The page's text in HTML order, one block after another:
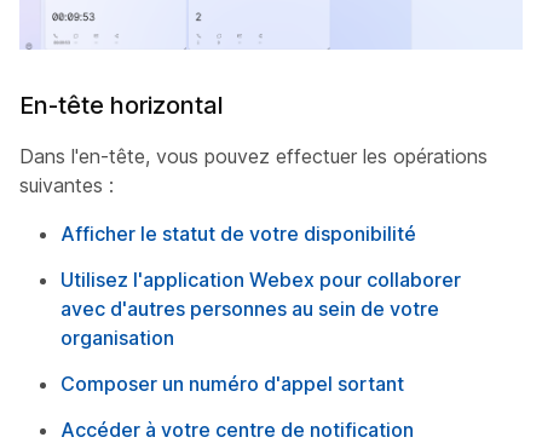
En-tête horizontal
Dans l'en-tête, vous pouvez effectuer les opérations
suivantes :
Afficher le statut de votre disponibilité
Utilisez l'application Webex pour collaborer
avec d'autres personnes au sein de votre
organisation
Composer un numéro d'appel sortant
Accéder à votre centre de notification